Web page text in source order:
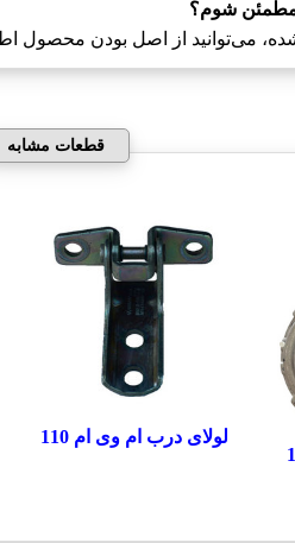
می‌توانید از اصل بودن محصول
قطعات مشابه
لولای درب ام وی ام 110